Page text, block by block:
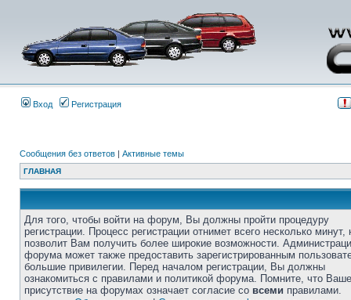
Вход Регистрация
Сообщения без ответов | Активные темы
ГЛАВНАЯ
Для того, чтобы войти на форум, Вы должны пройти процедуру
регистрации. Процесс регистрации отнимет всего несколько минут,
позволит Вам получить более широкие возможности.
форума может также предоставить зарегистрированным
большие привилегии. Перед началом регистрации, Вы должны
ознакомиться с правилами и политикой форума. Помните, что Ваше
присутствие на форумах означает согласие со всеми правилами.